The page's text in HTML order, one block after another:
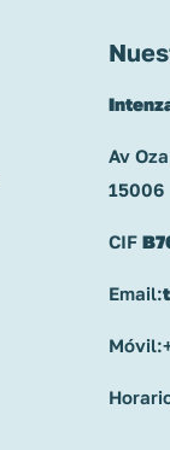
Av
15006
CIF
Email:
Móvil: